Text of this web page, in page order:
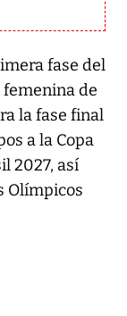
fase del
femenina de
la fase final
a la Copa
2027, así
Olímpicos